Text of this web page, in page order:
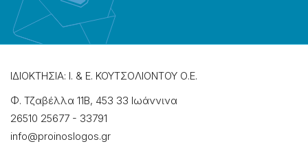
ΙΔΙΟΚΤΗΣΙΑ: Ι. & Ε. ΚΟΥΤΣΟΛΙΟΝΤΟΥ Ο.Ε.
Φ. Τζαβέλλα 11Β, 453 33 Ιωάννɩνα
26510 25677 - 33791
info@proinoslogos.gr